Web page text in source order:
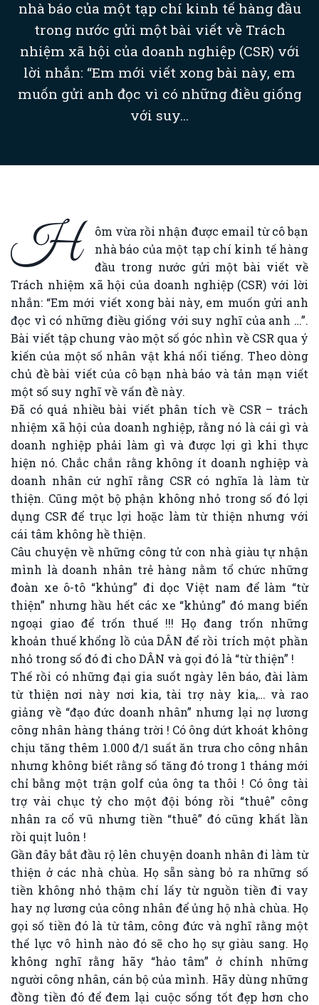
nhà báo của một tạp chí kinh tế hàng đầu
trong nước gửi một bài viết về Trách
nhiệm xã hội của doanh nghiệp (CSR) với
lời nhắn: “Em mới viết xong bài này, em
muốn gửi anh đọc vì có những điều giống
với suy...
H
ôm vừa rồi nhận được email từ cô bạn
nhà báo của một tạp chí kinh tế hàng
đầu trong nước gửi một bài viết về
Trách nhiệm xã hội của doanh nghiệp (CSR) với lời
nhắn: “Em mới viết xong bài này, em muốn gửi anh
đọc vì có những điều giống với suy nghĩ của anh …”.
Bài viết tập chung vào một số góc nhìn về CSR qua ý
kiến của một số nhân vật khá nổi tiếng. Theo dòng
chủ đề bài viết của cô bạn nhà báo và tản mạn viết
một số suy nghĩ về vấn đề này.
Đã có quá nhiều bài viết phân tích về CSR – trách
nhiệm xã hội của doanh nghiệp, rằng nó là cái gì và
doanh nghiệp phải làm gì và được lợi gì khi thực
hiện nó. Chắc chắn rằng không ít doanh nghiệp và
doanh nhân cứ nghĩ rằng CSR có nghĩa là làm từ
thiện. Cũng một bộ phận không nhỏ trong số đó lợi
dụng CSR để trục lợi hoặc làm từ thiện nhưng với
cái tâm không hề thiện.
Câu chuyện về những công tử con nhà giàu tự nhận
mình là doanh nhân trẻ hàng nằm tổ chức những
đoàn xe ô-tô “khủng” đi dọc Việt nam để làm “từ
thiện” nhưng hầu hết các xe “khủng” đó mang biển
ngoại giao để trốn thuế !!! Họ đang trốn những
khoản thuế khổng lồ của DÂN để rồi trích một phần
nhỏ trong số đó đi cho DÂN và gọi đó là “từ thiện” !
Thế rồi có những đại gia suốt ngày lên báo, đài làm
từ thiện nơi này nơi kia, tài trợ này kia,… và rao
giảng về “đạo đức doanh nhân” nhưng lại nợ lương
công nhân hàng tháng trời ! Có ông dứt khoát không
chịu tăng thêm 1.000 đ/1 suất ăn trưa cho công nhân
nhưng không biết rằng số tăng đó trong 1 tháng mới
chỉ bằng một trận golf của ông ta thôi ! Có ông tài
trợ vài chục tỷ cho một đội bóng rồi “thuê” công
nhân ra cổ vũ nhưng tiền “thuê” đó cũng khất lần
rồi quịt luôn !
Gần đây bắt đầu rộ lên chuyện doanh nhân đi làm từ
thiện ở các nhà chùa. Họ sẵn sàng bỏ ra những số
tiền không nhỏ thậm chí lấy từ nguồn tiền đi vay
hay nợ lương của công nhân để ủng hộ nhà chùa. Họ
gọi số tiền đó là từ tâm, công đức và nghĩ rằng một
thế lực vô hình nào đó sẽ cho họ sự giàu sang. Họ
không nghĩ rằng hãy “hảo tâm” ở chính những
người công nhân, cán bộ của mình. Hãy dùng những
đồng tiền đó để đem lại cuộc sống tốt đẹp hơn cho